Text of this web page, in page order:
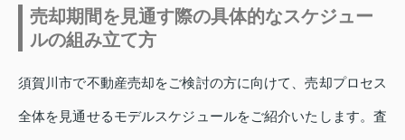
売却期間を見通す際の具体的なスケジュー
ルの組み立て方
須賀川市で不動産売却をご検討の方に向けて、売却プロセス
全体を見通せるモデルスケジュールをご紹介いたします。査